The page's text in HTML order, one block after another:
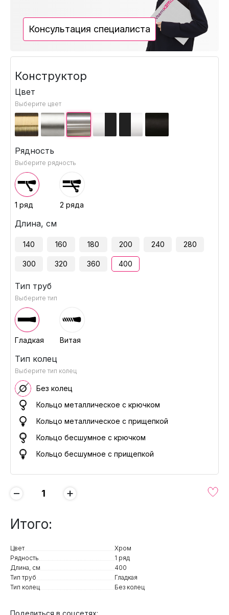
Консультация специалиста
Конструктор
Цвет
Выберите цвет
Рядность
Выберите рядность
1 ряд 2 ряда
Длина, см
140 160 180 200 240 280
300 320 360 400
Тип труб
Выберите тип
Гладкая Витая
Тип колец
Выберите тип колец
Без колец
Кольцо металлическое с крючком
Кольцо металлическое с прищепкой
Кольцо бесшумное с крючком
Кольцо бесшумное с прищепкой
− +
Итого:
Цвет
Хром
Рядность
1 ряд
Длина, см
400
Тип труб
Гладкая
Тип колец
Без колец
Поделиться в соцсетях: